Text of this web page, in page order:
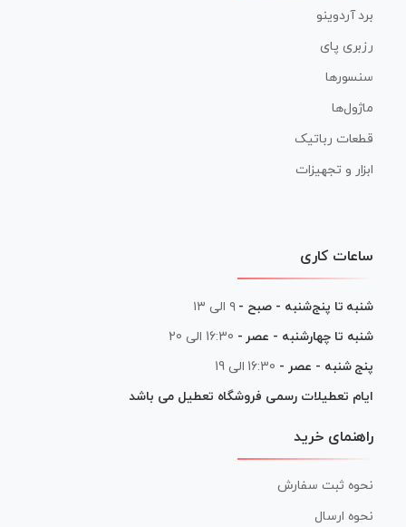
برد آردوینو
رزبری پای
سنسورها
ماژول‌ها
قطعات رباتیک
ابزار و تجهیزات
ساعات کاری
شنبه تا پنج‌شنبه - صبح - ۹ الی ۱۳
شنبه تا چهارشنبه - عصر - 16:30 الی 20
پنج شنبه - عصر - 16:30 الی 19
ایام تعطیلات رسمی فروشگاه تعطیل می باشد
راهنمای خرید
نحوه ثبت سفارش
نحوه ارسال